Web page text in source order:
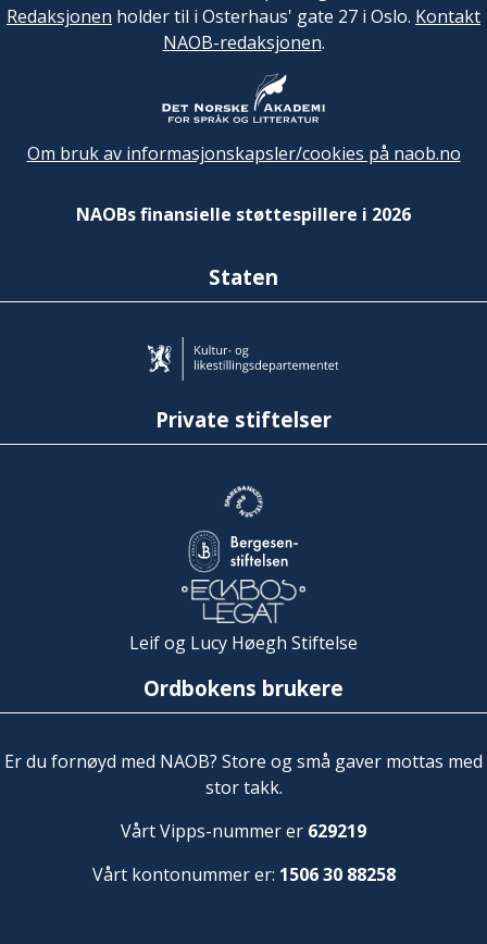
Redaksjonen holder til i Osterhaus' gate 27 i Oslo. Kontakt
NAOB-redaksjonen.
Om bruk av informasjonskapsler/cookies på naob.no
NAOBs finansielle støttespillere i 2026
Staten
Private stiftelser
Leif og Lucy Høegh Stiftelse
Ordbokens brukere
Er du fornøyd med NAOB? Store og små gaver mottas med
stor takk.
Vårt Vipps-nummer er 629219
Vårt kontonummer er: 1506 30 88258